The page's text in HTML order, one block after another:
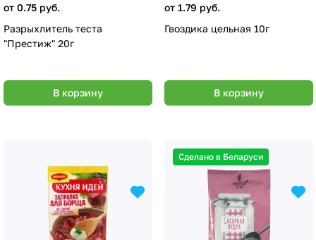
от 0.75 руб.
Разрыхлитель теста
"Престиж" 20г
В корзину
от 1.79 руб.
Гвоздика цельная 10г
В корзину
Сделано в Беларуси